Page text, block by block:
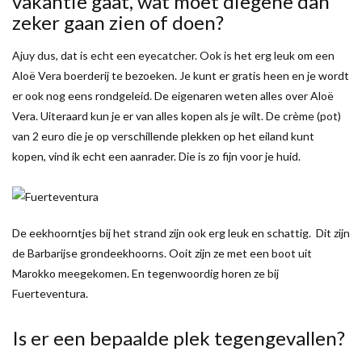
zeker gaan zien of doen?
Ajuy dus, dat is echt een eyecatcher. Ook is het erg leuk om een
Aloë Vera boerderij te bezoeken. Je kunt er gratis heen en je wordt
er ook nog eens rondgeleid. De eigenaren weten alles over Aloë
Vera. Uiteraard kun je er van alles kopen als je wilt. De crème (pot)
van 2 euro die je op verschillende plekken op het eiland kunt
kopen, vind ik echt een aanrader. Die is zo fijn voor je huid.
De eekhoorntjes bij het strand zijn ook erg leuk en schattig. Dit zijn
de Barbarijse grondeekhoorns. Ooit zijn ze met een boot uit
Marokko meegekomen. En tegenwoordig horen ze bij
Fuerteventura.
Is er een bepaalde plek tegengevallen?